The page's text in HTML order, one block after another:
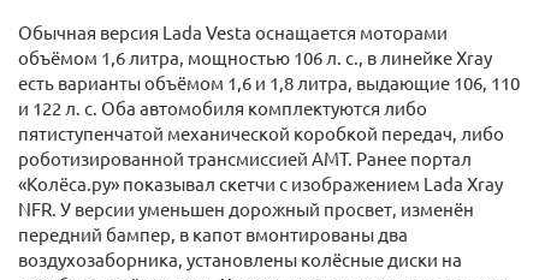
Обычная версия Lada Vesta оснащается моторами
объёмом 1,6 литра, мощностью 106 л. с., в линейке Xray
есть варианты объёмом 1,6 и 1,8 литра, выдающие 106, 110
и 122 л. с. Оба автомобиля комплектуются либо
пятиступенчатой механической коробкой передач, либо
роботизированной трансмиссией AMT. Ранее портал
«Колёса.ру» показывал скетчи с изображением Lada Xray
NFR. У версии уменьшен дорожный просвет, изменён
передний бампер, в капот вмонтированы два
воздухозаборника, установлены колёсные диски на